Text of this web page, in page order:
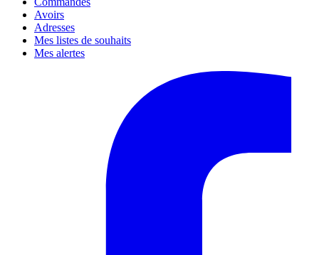
Avoirs
Adresses
Mes listes de souhaits
Mes alertes